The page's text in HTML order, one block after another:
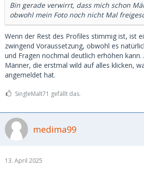
Bin gerade verwirrt, dass mich schon
obwohl mein Foto noch nicht Mal
Wenn der Rest des Profiles stimmig ist, ist
zwingend Voraussetzung, obwohl es
und Fragen nochmal deutlich erhöhen
Männer, die erstmal wild auf alles klicken,
angemeldet hat.
SingleMalt71 gefällt das.
medima99
13. April 2025